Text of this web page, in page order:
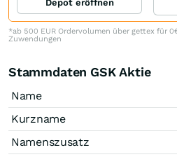
Depot eröffnen
*ab 500 EUR Ordervolumen über gettex für
Zuwendungen
Stammdaten GSK Aktie
Name
Kurzname
Namenszusatz